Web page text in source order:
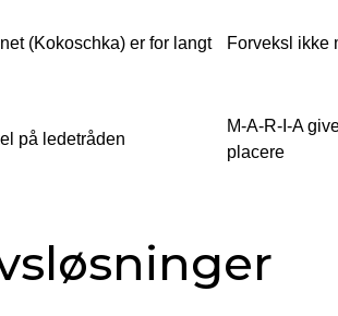
(Kokoschka) er for langt Forveksl ikke
på ledetråden
M-A-R-I-A
placere